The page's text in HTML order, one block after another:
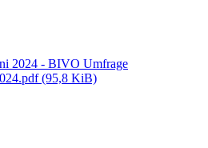
2024 - BIVO Umfrage
(95,8 KiB)